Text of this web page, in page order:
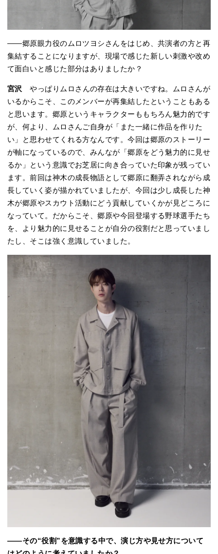
――郷原眼力役のムロツヨシさんをはじめ、共演者の方と再
集結することになりますが、現場で感じた新しい刺激や改め
て面白いと感じた部分はありましたか？
宮沢
やっぱりムロさんの存在は大きいですね。ムロさんが
いるからこそ、このメンバーが再集結したということもある
と思います。郷原というキャラクターももちろん魅力的です
が、何より、ムロさんご自身が「また一緒に作品を作りた
い」と思わせてくれる方なんです。今回は郷原のストーリー
が軸になっているので、みんなが「郷原をどう魅力的に見せ
るか」という意識でお芝居に向き合っていた印象が残ってい
ます。前回は神木の成長物語として郷原に翻弄されながら成
長していく姿が描かれていましたが、今回は少し成長した神
木が郷原やスカウト活動にどう貢献していくかが見どころに
なっていて。だからこそ、郷原や今回登場する野球選手たち
を、より魅力的に見せることが自分の役割だと思っていまし
たし、そこは強く意識していました。
――その“役割”を意識する中で、演じ方や見せ方について